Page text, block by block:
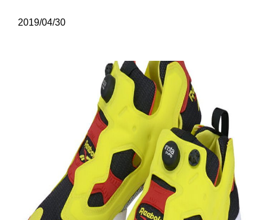
2019/04/30